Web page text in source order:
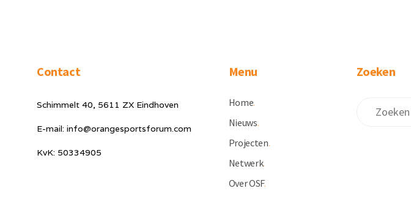
Contact
Schimmelt 40, 5611 ZX Eindhoven
E-mail: info@orangesportsforum.com
KvK: 50334905
Menu
Home.
Nieuws.
Projecten.
Netwerk.
Over OSF.
Zoeken